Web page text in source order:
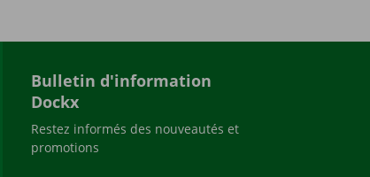
Bulletin d'information
Dockx
Restez informés des nouveautés et
promotions